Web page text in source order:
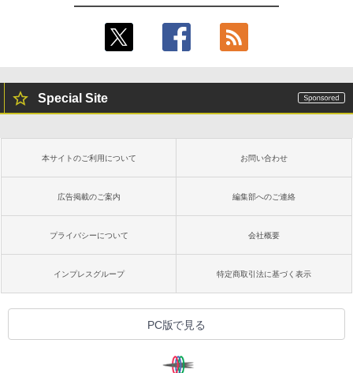
Special Site
本サイトのご利用について お問い合わせ
広告掲載のご案内 編集部へのご連絡
プライバシーについて 会社概要
インプレスグループ 特定商取引法に基づく表示
PC版で見る